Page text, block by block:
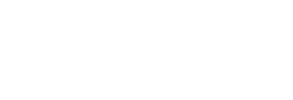
。
ません。
変更すること